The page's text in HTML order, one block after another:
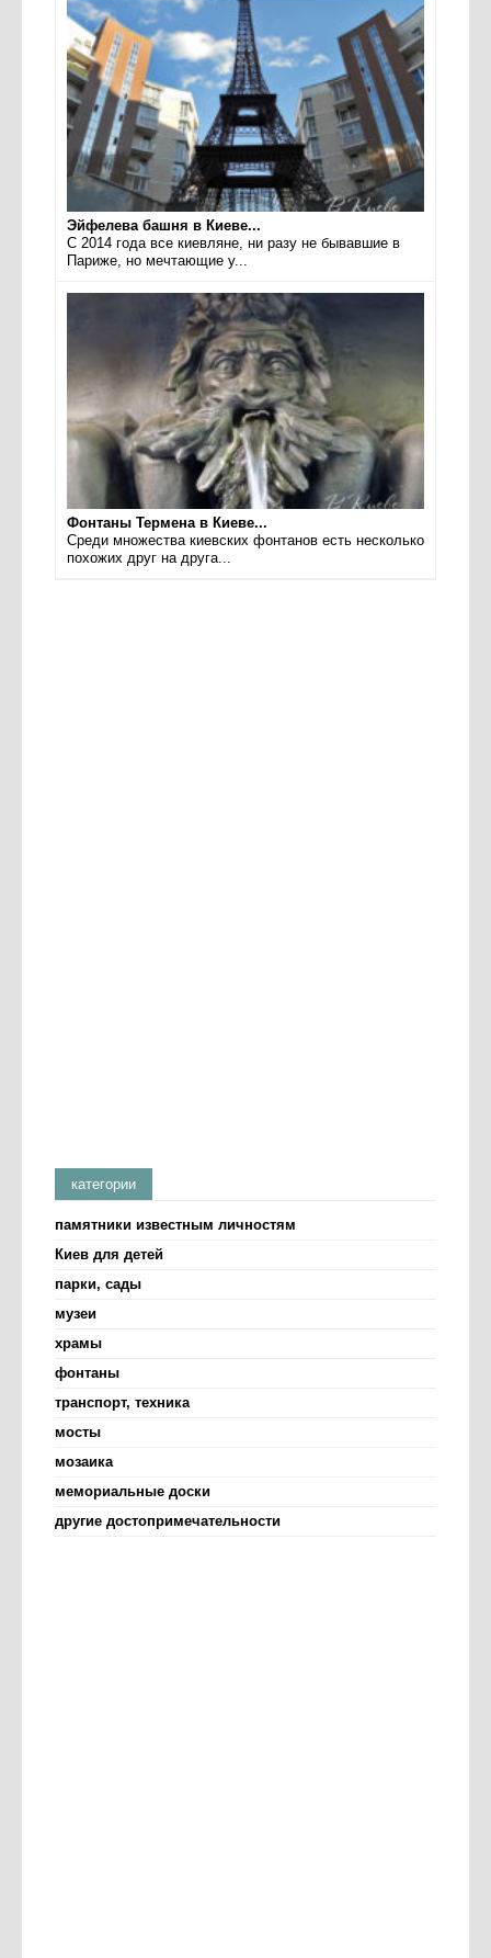
Эйфелева башня в Киеве...
С 2014 года все киевляне, ни разу не бывавшие в
Париже, но мечтающие у...
Фонтаны Термена в Киеве...
Среди множества киевских фонтанов есть несколько
похожих друг на друга...
категории
памятники известным личностям
Киев для детей
парки, сады
музеи
храмы
фонтаны
транспорт, техника
мосты
мозаика
мемориальные доски
другие достопримечательности